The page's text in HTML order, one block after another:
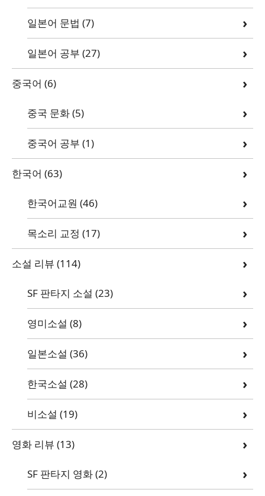
일본어 문법 (7)
일본어 공부 (27)
중국어 (6)
중국 문화(5)
중국어 공부 (1)
한국어 (63)
한국어교원 (46)
목소리 교정 (17)
소설 리뷰 (114)
SF 판타지 소설 (23)
영미소설 (8)
일본소설 (36)
한국소설 (28)
비소설 (19)
영화 리뷰 (13)
SF 판타지 영화(2)